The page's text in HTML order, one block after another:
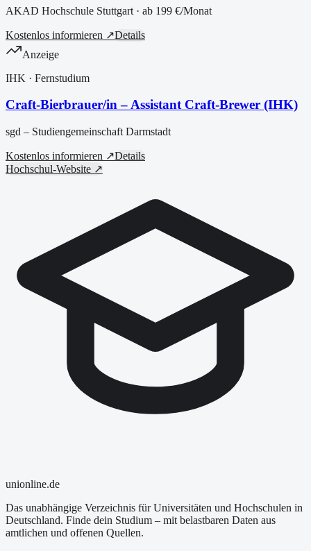
AKAD Hochschule Stuttgart · ab 199 €/Monat
Kostenlos informieren ↗Details
Anzeige
IHK · Fernstudium
Craft-Bierbrauer/in – Assistant Craft-Brewer (IHK)
sgd – Studiengemeinschaft Darmstadt
Kostenlos informieren ↗Details
Hochschul-Website ↗
unionline.de
Das unabhängige Verzeichnis für Universitäten und Hochschulen in
Deutschland. Finde dein Studium – mit belastbaren Daten aus
amtlichen und offenen Quellen.